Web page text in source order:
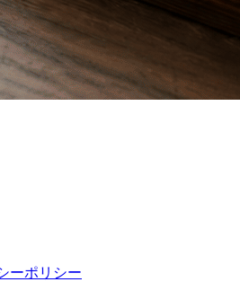
ーポリシー